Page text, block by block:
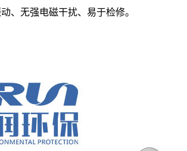
、无强电磁干扰、易于检修。